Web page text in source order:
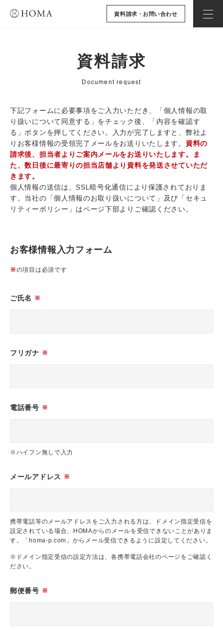
資料請求・お問い合わせ
資料請求
Document request
下記フォームに必要事項をご入力いただき、「個人情報の取
り扱いについて同意する」をチェック後、「内容を確認す
る」ボタンを押してください。入力が完了しますと、弊社よ
りお客様情報の受領完了メールをお送りいたします。 資料の
請求後、担当者よりご案内メールをお送りいたします。ま
た、数日後に最寄りの担当店舗より資料を発送させていただ
きます。
個人情報の送信は、SSL暗号化通信により保護されておりま
す。当社の「個人情報のお取り扱いについて」及び「セキュ
リティーポリシー」はページ下部よりご確認ください。
お客様情報入力フォーム
※の項目は必須です
ご氏名 ※
フリガナ ※
電話番号 ※
※ハイフン無しで入力
メールアドレス ※
携帯電話等のメールアドレスをご入力される方は、ドメイン指定受信を
設定されている場合、HOMAからのメールを受信できないことがありま
す。「homa-p.com」からメール受信できるように設定してください。
※ドメイン指定受信の設定方法は、各携帯電話会社のページをご確認く
ださい。
郵便番号 ※